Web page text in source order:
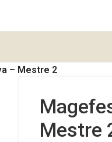
– Mestre 2
Mestre